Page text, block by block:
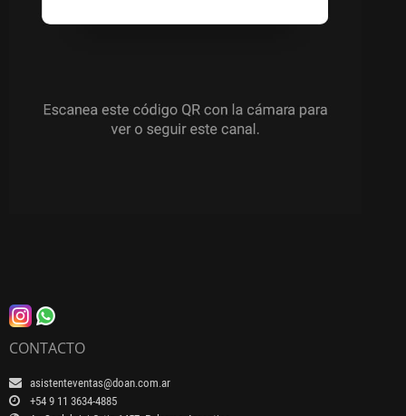
CONTACTO
asistenteventas@doan.com.ar
+54 9 11 3634-4885